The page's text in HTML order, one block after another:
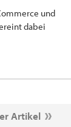
und
dabei
Artikel